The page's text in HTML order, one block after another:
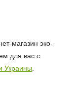
магазин эко-
для вас с
Украины